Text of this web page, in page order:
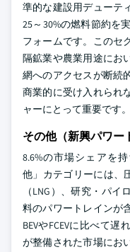
準的な建設用デューテ
25～30%の燃料節約を
フォームです。このセ
隔鉱業や農業用途にお
網へのアクセスが断続
商業的に受け入れられ
ャーにとって重要です。
その他（新興パワー
8.6%の市場シェアを
他」カテゴリーには、
（LNG）、研究・パ
料のパワートレインが
BEVやFCEVに比べて
が整備された市場にお